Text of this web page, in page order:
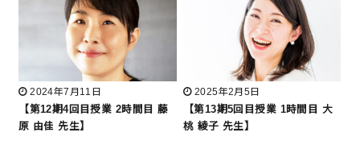
2024年7月11日
【第12期4回目授業 2時間目 藤
原 由佳 先生】
2025年2月5日
【第13期5回目授業 1時間目 大
桃 綾子 先生】